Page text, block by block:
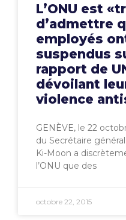
L’ONU est
d’admettre
employés
suspendus
rapport de
dévoilant
violence
GENÈVE, le 22
du Secrétaire
Ki-Moon a
l’ONU que des
octobre 22, 2015